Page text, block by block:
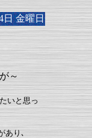
金曜日
～
いと思っ
あり､